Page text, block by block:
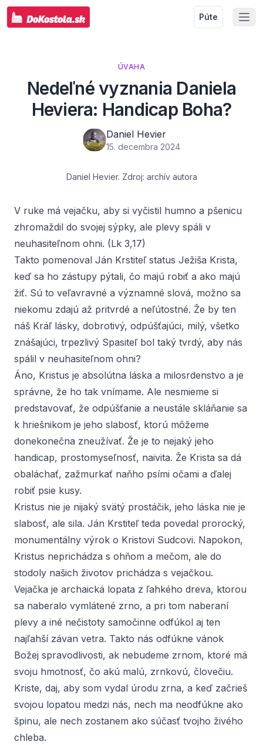
Púte
ÚVAHA
Nedeľné vyznania Daniela
Heviera: Handicap Boha?
Daniel Hevier
15. decembra 2024
Daniel Hevier. Zdroj: archív autora
V ruke má vejačku, aby si vyčistil humno a pšenicu
zhromaždil do svojej sýpky, ale plevy spáli v
neuhasiteľnom ohni. (Lk 3,17)
Takto pomenoval Ján Krstiteľ status Ježiša Krista,
keď sa ho zástupy pýtali, čo majú robiť a ako majú
žiť. Sú to veľavravné a významné slová, možno sa
niekomu zdajú až pritvrdé a neľútostné. Že by ten
náš Kráľ lásky, dobrotivý, odpúšťajúci, milý, všetko
znášajúci, trpezlivý Spasiteľ bol taký tvrdý, aby nás
spálil v neuhasiteľnom ohni?
Áno, Kristus je absolútna láska a milosrdenstvo a je
správne, že ho tak vnímame. Ale nesmieme si
predstavovať, že odpúšťanie a neustále skláňanie sa
k hriešnikom je jeho slabosť, ktorú môžeme
donekonečna zneužívať. Že je to nejaký jeho
handicap, prostomyseľnosť, naivita. Že Krista sa dá
obaláchať, zažmurkať naňho psími očami a ďalej
robiť psie kusy.
Kristus nie je nijaký svätý prostáčik, jeho láska nie je
slabosť, ale sila. Ján Krstiteľ teda povedal prorocký,
monumentálny výrok o Kristovi Sudcovi. Napokon,
Kristus neprichádza s ohňom a mečom, ale do
stodoly našich životov prichádza s vejačkou.
Vejačka je archaická lopata z ľahkého dreva, ktorou
sa naberalo vymlátené zrno, a pri tom naberaní
plevy a iné nečistoty samočinne odfúkol aj ten
najľahší závan vetra. Takto nás odfúkne vánok
Božej spravodlivosti, ak nebudeme zrnom, ktoré má
svoju hmotnosť, čo akú malú, zrnkovú, človečiu.
Kriste, daj, aby som vydal úrodu zrna, a keď začrieš
svojou lopatou medzi nás, nech ma neodfúkne ako
špinu, ale nech zostanem ako súčasť tvojho živého
chleba.